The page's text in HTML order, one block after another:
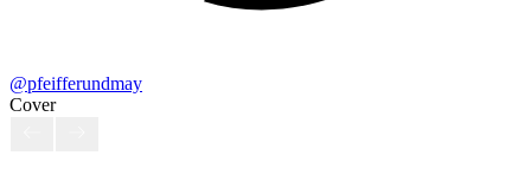
@pfeifferundmay
Cover